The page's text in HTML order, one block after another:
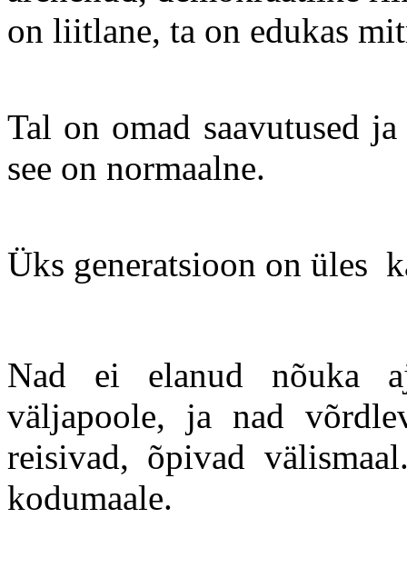
on liitlane, ta on edukas
Tal on omad saavutused
see on normaalne.
Üks generatsioon on üles
Nad ei elanud nõuka
väljapoole, ja nad
reisivad, õpivad
kodumaale.